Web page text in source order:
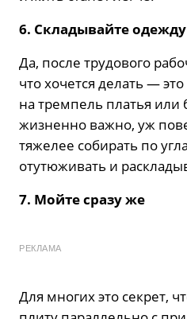
6. Складывайте одежду
Да, после трудового
что хочется делать —
на тремпель платья или
жизненно важно, уж
тяжелее собирать по
отутюживать и
7. Мойте сразу же
РЕКЛАМА
Для многих это секрет,